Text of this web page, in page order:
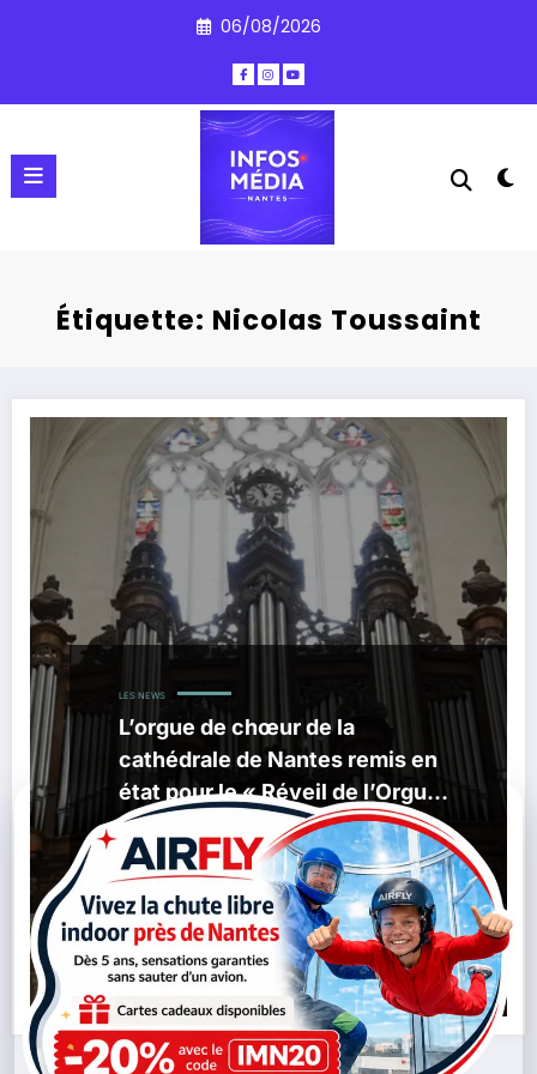
06/08/2026
Étiquette: Nicolas Toussaint
LES NEWS
L’orgue de chœur de la
cathédrale de Nantes remis en
état pour le « Réveil de l’Orgue
» le 27 septembre
Cathédrale,Nantes
Nicolas
Toussaint ,Orgue De Chœur,Patrimoine,Restauration,
Réveil De L’Orgue
Lire la suite